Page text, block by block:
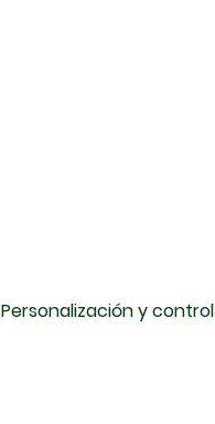
Personalización y control